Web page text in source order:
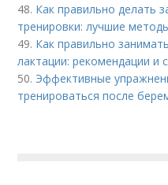
48. Как правильно делать
тренировки: лучшие
49. Как правильно
лактации: рекомендации и
50. Эффективные
тренироваться после